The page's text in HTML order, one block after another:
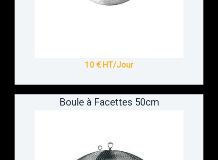
10 € HT/Jour
Boule à Facettes 50cm